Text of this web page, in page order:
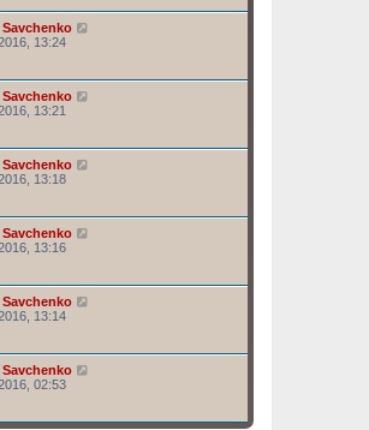
13:24
13:21
13:18
13:16
13:14
02:53